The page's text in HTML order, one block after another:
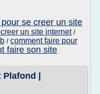
se creer un site
un site internet/
/ comment faire pour
faire son site
|